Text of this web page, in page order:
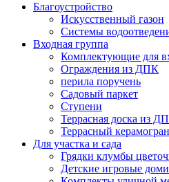
Благоустройство
Искусственный газон
Системы
Входная группа
Комплектующие для
Ограждения из ДПК
перила поручень
Садовый паркет
Ступени
Террасная доска из
Террасный
Для участка и сада
Грядки клумбы
Детские игровые